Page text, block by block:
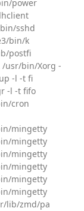
power
sshd
bin/k
postfi
/usr/bin/Xorg -
-l -t fi
-l -t fifo
cron
mingetty
mingetty
mingetty
mingetty
mingetty
mingetty
lib/zmd/pa